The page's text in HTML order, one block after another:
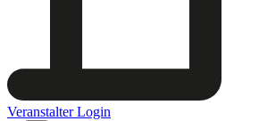
Veranstalter Login